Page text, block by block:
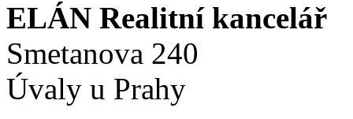
ELÁN Realitní kancelář
Smetanova 240
Úvaly u Prahy